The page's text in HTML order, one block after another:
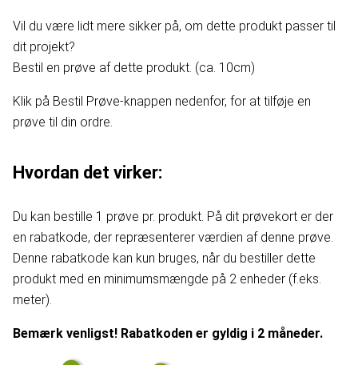
Vil du være lidt mere sikker på, om dette produkt passer til
dit projekt?
Bestil en prøve af dette produkt. (ca. 10cm)
Klik på Bestil Prøve-knappen nedenfor, for at tilføje en
prøve til din ordre.
Hvordan det virker:
Du kan bestille 1 prøve pr. produkt. På dit prøvekort er der
en rabatkode, der repræsenterer værdien af denne prøve.
Denne rabatkode kan kun bruges, når du bestiller dette
produkt med en minimumsmængde på 2 enheder (f.eks.
meter).
Bemærk venligst! Rabatkoden er gyldig i 2 måneder.